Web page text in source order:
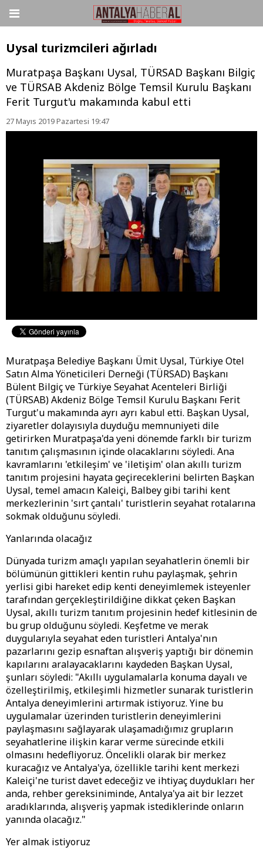
Uysal turizmcileri ağırladı
Muratpaşa Başkanı Uysal, TÜRSAD Başkanı Bilgiç
ve TÜRSAB Akdeniz Bölge Temsil Kurulu Başkanı
Ferit Turgut'u makamında kabul etti
27 Mayıs 2019 Pazartesi 19:47
Muratpaşa Belediye Başkanı Ümit Uysal, Türkiye Otel
Satın Alma Yöneticileri Derneği (TÜRSAD) Başkanı
Bülent Bilgiç ve Türkiye Seyahat Acenteleri Birliği
(TÜRSAB) Akdeniz Bölge Temsil Kurulu Başkanı Ferit
Turgut'u makamında ayrı ayrı kabul etti. Başkan Uysal,
ziyaretler dolayısıyla duyduğu memnuniyeti dile
getirirken Muratpaşa'da yeni dönemde farklı bir turizm
tanıtım çalışmasının içinde olacaklarını söyledi. Ana
kavramlarını 'etkileşim' ve 'iletişim' olan akıllı turizm
tanıtım projesini hayata geçireceklerini belirten Başkan
Uysal, temel amacın Kaleiçi, Balbey gibi tarihi kent
merkezlerinin 'sırt çantalı' turistlerin seyahat rotalarına
sokmak olduğunu söyledi.
Yanlarında olacağız
Dünyada turizm amaçlı yapılan seyahatlerin önemli bir
bölümünün gittikleri kentin ruhu paylaşmak, şehrin
yerlisi gibi hareket edip kenti deneyimlemek isteyenler
tarafından gerçekleştirildiğine dikkat çeken Başkan
Uysal, akıllı turizm tanıtım projesinin hedef kitlesinin de
bu grup olduğunu söyledi. Keşfetme ve merak
duygularıyla seyahat eden turistleri Antalya'nın
pazarlarını gezip esnaftan alışveriş yaptığı bir dönemin
kapılarını aralayacaklarını kaydeden Başkan Uysal,
şunları söyledi: "Akıllı uygulamalarla konuma dayalı ve
özelleştirilmiş, etkileşimli hizmetler sunarak turistlerin
Antalya deneyimlerini artırmak istiyoruz. Yine bu
uygulamalar üzerinden turistlerin deneyimlerini
paylaşmasını sağlayarak ulaşamadığımız grupların
seyahatlerine ilişkin karar verme sürecinde etkili
olmasını hedefliyoruz. Öncelikli olarak bir merkez
kuracağız ve Antalya'ya, özellikle tarihi kent merkezi
Kaleiçi'ne turist davet edeceğiz ve ihtiyaç duydukları her
anda, rehber gereksiniminde, Antalya'ya ait bir lezzet
aradıklarında, alışveriş yapmak istediklerinde onların
yanında olacağız."
Yer almak istiyoruz